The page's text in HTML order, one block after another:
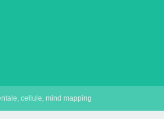
, cellule, mind mapping